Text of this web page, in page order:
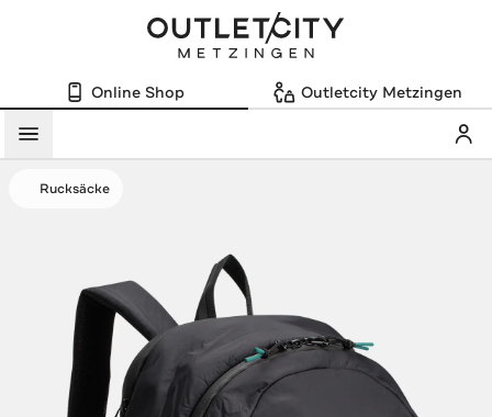
Online Shop Outletcity Metzingen
Menü
Rucksäcke